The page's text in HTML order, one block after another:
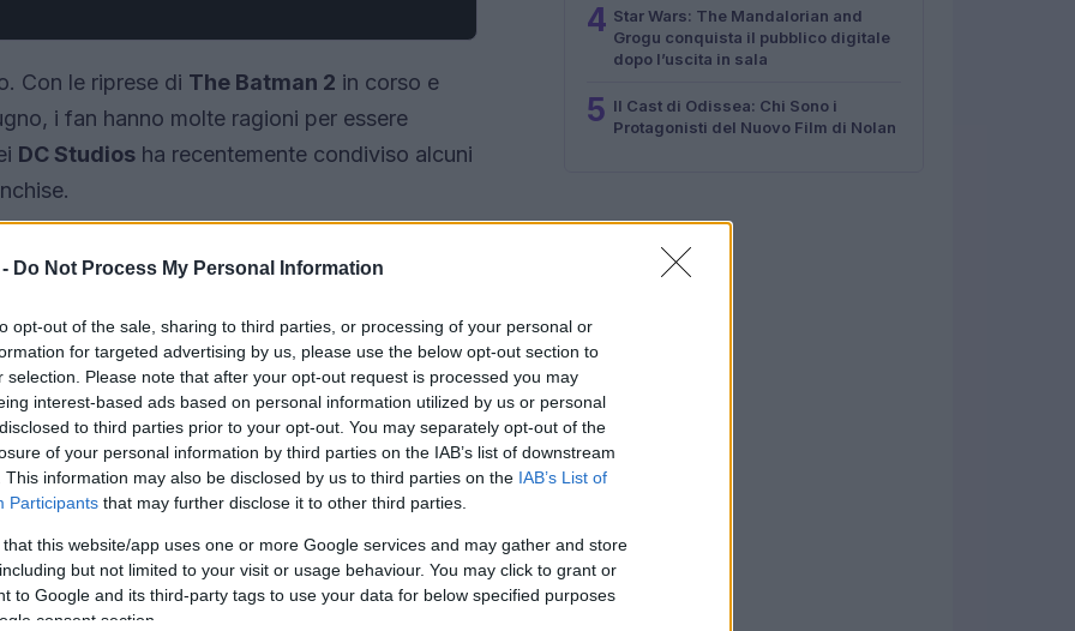
Do Not Process My Personal Information
opt-out of the sale, sharing to third parties, or processing of your personal or
for targeted advertising by us, please use the below opt-out section to
selection. Please note that after your opt-out request is processed you may
interest-based ads based on personal information utilized by us or personal
to third parties prior to your opt-out. You may separately opt-out of the
of your personal information by third parties on the IAB’s list of downstream
This information may also be disclosed by us to third parties on the IAB’s List of
Participants that may further disclose it to other third parties.
that this website/app uses one or more Google services and may gather and store
but not limited to your visit or usage behaviour. You may click to grant or
to Google and its third-party tags to use your data for below specified purposes
consent section.
Con le riprese di The Batman 2 in corso e
i fan hanno molte ragioni per essere
DC Studios ha recentemente condiviso alcuni
4 Star Wars: The Mandalorian and
Grogu conquista il pubblico digitale
dopo l’uscita in sala
5 Il Cast di Odissea: Chi Sono i
Protagonisti del Nuovo Film di Nolan